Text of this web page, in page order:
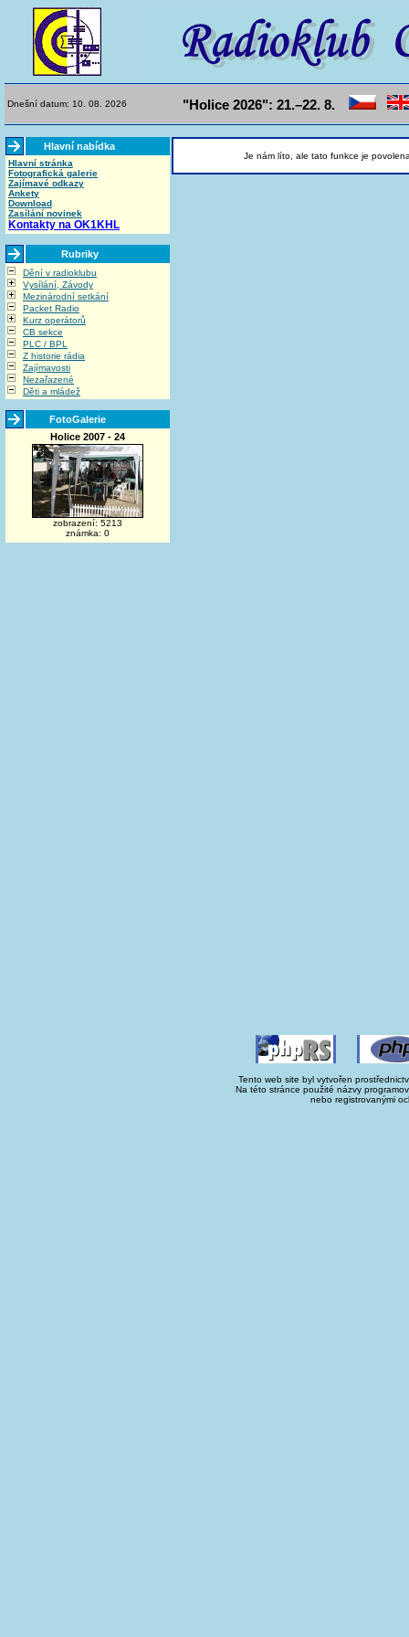
Dnešní datum: 10. 08. 2026 "Holice 2026": 21.–22. 8.
Hlavní nabídka
Hlavní stránka
Fotografická galerie
Zajímavé odkazy
Ankety
Download
Zasílání novinek
Kontakty na OK1KHL
Rubriky
Dění v radioklubu
Vysílání, Závody
Mezinárodní setkání
Packet Radio
Kurz operátorů
CB sekce
PLC / BPL
Z historie rádia
Zajímavosti
Nezařazené
Děti a mládež
FotoGalerie
Holice 2007 - 24
zobrazení: 5213
známka: 0
Je nám líto, ale tato funkce je
Tento web site byl vytvořen
Na této stránce použité názvy
nebo registrovanými